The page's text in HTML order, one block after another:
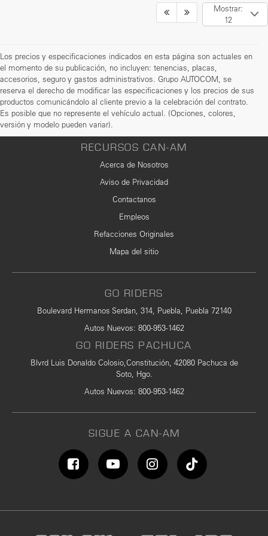
Mostrar:
12
Los precios y especificaciones indicados en esta página son actuales en
el momento de su publicación, no incluyen: tenencias, placas,
accesorios, seguro y gastos administrativos. Grupo AUTOCOM, se
reserva el derecho de modificar las especificaciones y los precios de sus
productos comunicándolo al cliente previo a la celebración del contrato.
Es posible que no represente el vehículo actual. (Opciones, colores,
versión y modelo pueden variar).
RECURSOS CAN-AM
Acerca de Nosotros
Aviso de Privacidad
Contactanos
Empleos
Refacciones Originales
Mapa del sitio
GO RIDERS
Boulevard Hermanos Serdan, 314, Puebla, Puebla 72140
Autos Nuevos: 800-953-1462
GO RIDERS PACHUCA
Blvrd Luis Donaldo Colosio,Constitución, 42080 Pachuca de
Soto, Hgo.
Autos Nuevos: 800-953-1462
SIGUE A CAN-AM